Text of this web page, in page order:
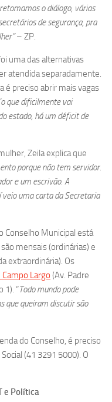
o diálogo, várias
de segurança, pra
– ZP.
uma das alternativas
atendida separadamente.
é preciso abrir mais vagas
que dificilmente vai
estado, há um déficit de
Zeila explica que
porque não tem servidor.
e um escrivão. A
uma carta da Secretaria
Conselho Municipal está
mensais (ordinárias) e
extraordinária). Os
Largo (Av. Padre
1). “Todo mundo pode
que queiram discutir são
do Conselho, é preciso
(41 3291 5000). O
e Política